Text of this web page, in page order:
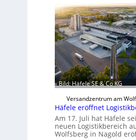
s
c
h
i
n
e
n
b
a
u
d
i
g
i
t
Bild: Häfele SE & Co KG
Versandzentrum am
Häfele eröffnet
Am 17. Juli hat Häfele
neuen Logistikbereich
Wolfsberg in Nagold